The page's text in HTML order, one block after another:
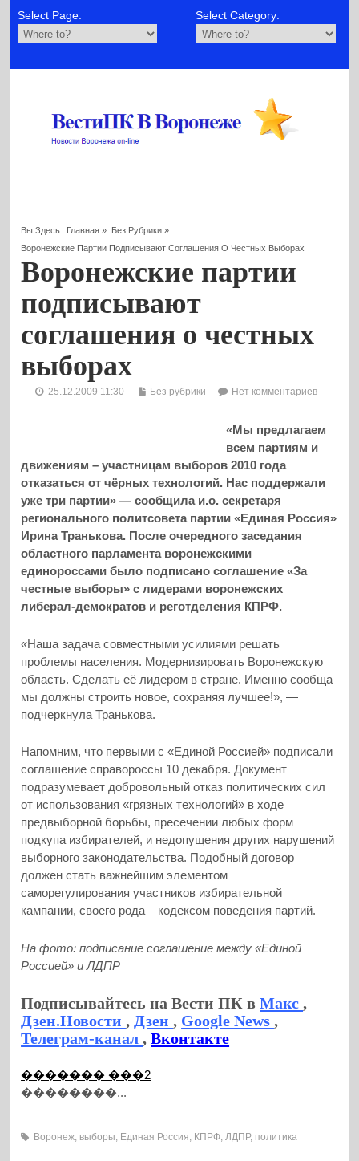
Select Page: Select Category:
Вы Здесь: Главная » Без Рубрики»
Воронежские Партии Подписывают Соглашения О Честных Выборах
Воронежские партии
подписывают
соглашения о честных
выборах
25.12.2009 11:30 Без рубрики Нет комментариев
«Мы предлагаем
всем партиям и
движениям – участницам выборов 2010 года
отказаться от чёрных технологий. Нас поддержали
уже три партии» — сообщила и.о. секретаря
регионального политсовета партии «Единая Россия»
Ирина Транькова. После очередного заседания
областного парламента воронежскими
единороссами было подписано соглашение «За
честные выборы» с лидерами воронежских
либерал-демократов и реготделения КПРФ.
«Наша задача совместными усилиями решать
проблемы населения. Модернизировать Воронежскую
область. Сделать её лидером в стране. Именно сообща
мы должны строить новое, сохраняя лучшее!», —
подчеркнула Транькова.
Напомним, что первыми с «Единой Россией» подписали
соглашение справороссы 10 декабря. Документ
подразумевает добровольный отказ политических сил
от использования «грязных технологий» в ходе
предвыборной борьбы, пресечении любых форм
подкупа избирателей, и недопущения других нарушений
выборного законодательства. Подобный договор
должен стать важнейшим элементом
саморегулирования участников избирательной
кампании, своего рода – кодексом поведения партий.
На фото: подписание соглашение между «Единой
Россией» и ЛДПР
Подписывайтесь на Вести ПК вМакс,
Дзен.Новости, Дзен, Google News,
Телеграм-канал,Вконтакте
������� ���2
��������...
Воронеж, выборы, Единая Россия, КПРФ,ЛДПР, политика